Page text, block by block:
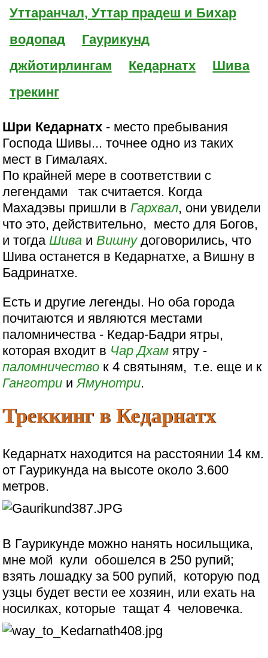
Уттаранчал, Уттар прадеш и Бихар
водопад
Гаурикунд
джйотирлингам
Кедарнатх
Шива
трекинг
Шри Кедарнатх - место пребывания
Господа Шивы... точнее одно из таких
мест в Гималаях.
По крайней мере в соответствии с
легендами так считается. Когда
Махадэвы пришли в Гархвал, они увидели
что это, действительно, место для Богов,
и тогда Шива и Вишнудоговорились, что
Шива останется в Кедарнатхе, а Вишну в
Бадринатхе.
Есть и другие легенды. Но оба города
почитаются и являются местами
паломничества - Кедар-Бадри ятры,
которая входит в Чар Дхам ятру -
паломничество к 4 святыням, т.е. еще и к
Ганготри иЯмунотри.
Треккинг в Кедарнатх
Кедарнатх находится на расстоянии 14 км.
от Гаурикунда на высоте около 3.600
метров.
В Гаурикунде можно нанять носильщика,
мне мой кули обошелся в 250 рупий;
взять лошадку за 500 рупий, которую под
узцы будет вести ее хозяин, или ехать на
носилках, которые тащат 4 человечка.